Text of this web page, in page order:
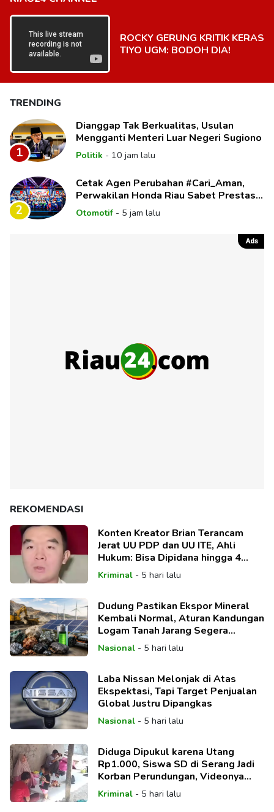
ROCKY GERUNG KRITIK KERAS
TIYO UGM: BODOH DIA!
TRENDING
1
Dianggap Tak Berkualitas, Usulan
Mengganti Menteri Luar Negeri Sugiono
Politik - 10 jam lalu
2
Cetak Agen Perubahan #Cari_Aman,
Perwakilan Honda Riau Sabet Prestasi
di Panggung Nasional
Otomotif - 5 jam lalu
REKOMENDASI
Konten Kreator Brian Terancam
Jerat UU PDP dan UU ITE, Ahli
Hukum: Bisa Dipidana hingga 4
Tahun
Kriminal- 5 hari lalu
Dudung Pastikan Ekspor Mineral
Kembali Normal, Aturan Kandungan
Logam Tanah Jarang Segera
Direvisi
Nasional- 5 hari lalu
Laba Nissan Melonjak di Atas
Ekspektasi, Tapi Target Penjualan
Global Justru Dipangkas
Nasional- 5 hari lalu
Diduga Dipukul karena Utang
Rp1.000, Siswa SD di Serang Jadi
Korban Perundungan, Videonya
Viral
Kriminal- 5 hari lalu